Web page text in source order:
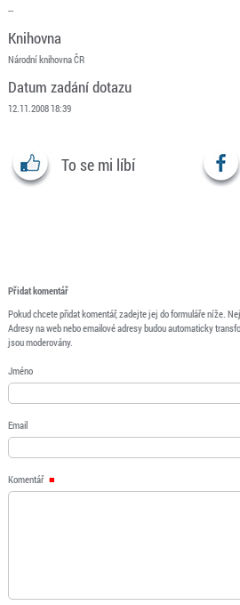
--
Knihovna
Národní knihovna ČR
Datum zadání dotazu
12.11.2008 18:39
To se mi líbí
Přidat komentář
Pokud chcete přidat komentář, zadejte jej do formuláře níže.
Adresy na web nebo emailové adresy budou automaticky
jsou moderovány.
Jméno
Email
Komentář